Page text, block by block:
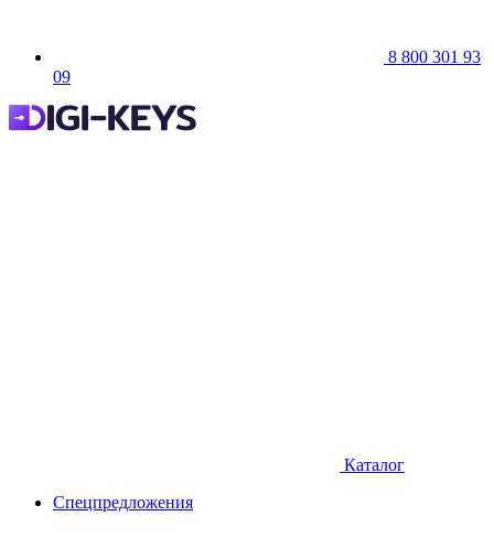
8 800 301 93
09
Каталог
Спецпредложения